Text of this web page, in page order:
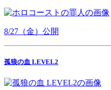
8/27（金）公開
孤狼の血 LEVEL2